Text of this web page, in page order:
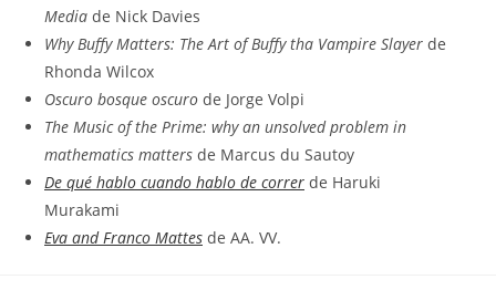
Media de Nick Davies
Why Buffy Matters: The Art of Buffy tha Vampire Slayer de
Rhonda Wilcox
Oscuro bosque oscuro de Jorge Volpi
The Music of the Prime: why an unsolved problem in
mathematics matters de Marcus du Sautoy
De qué hablo cuando hablo de correr de Haruki
Murakami
Eva and Franco Mattes de AA. VV.